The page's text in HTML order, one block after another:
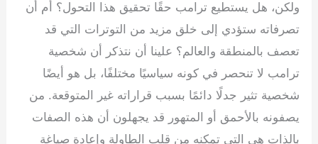
ولكن، هل يستطيع ترامب حقًا تحقيق هذا التحول؟ أم أن
تصرفاته ستؤدي إلى خلق مزيد من التوترات التي قد
تعصف بالمنطقة والعالم؟ علينا أن نتذكر أن شخصية
ترامب لا تنحصر في كونه سياسيًا مختلفًا، بل هو أيضًا
شخصية تثير جدلًا دائمًا بسبب قراراته غير المتوقعة. من
يصفونه بالأحمق أو المتهور قد يجهلون أن هذه الصفات
بالذات هي التي تمكنه من قلب الطاولة وإعادة صياغة